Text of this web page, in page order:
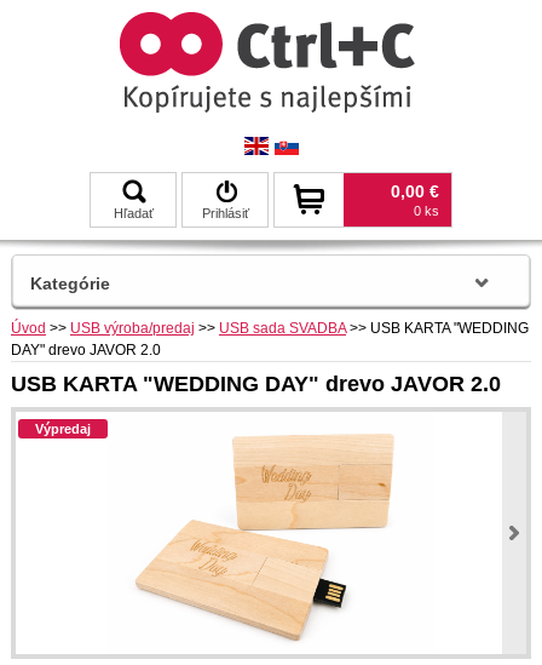
Hľadať Prihlásiť
0,00 €
0 ks
Úvod >> USB výroba/predaj >> USB sada SVADBA >> USB KARTA "WEDDING
DAY" drevo JAVOR 2.0
USB KARTA "WEDDING DAY" drevo JAVOR 2.0
Výpredaj
Kategórie